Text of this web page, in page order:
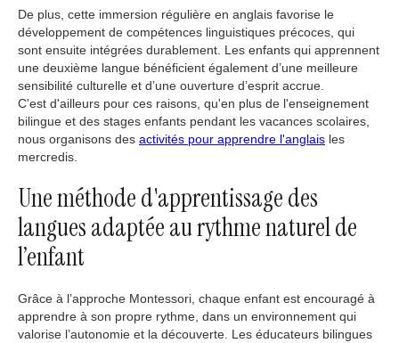
De plus, cette immersion régulière en anglais favorise le
développement de compétences linguistiques précoces, qui
sont ensuite intégrées durablement. Les enfants qui apprennent
une deuxième langue bénéficient également d’une meilleure
sensibilité culturelle et d’une ouverture d’esprit accrue.
C'est d'ailleurs pour ces raisons, qu'en plus de l'enseignement
bilingue et des stages enfants pendant les vacances scolaires,
nous organisons des activités pour apprendre l'anglais les
mercredis.
Une méthode d'apprentissage des
langues adaptée au rythme naturel de
l’enfant
Grâce à l’approche Montessori, chaque enfant est encouragé à
apprendre à son propre rythme, dans un environnement qui
valorise l’autonomie et la découverte. Les éducateurs bilingues